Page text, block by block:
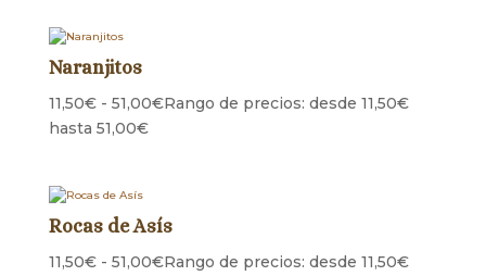
Naranjitos
11,50€ - 51,00€Rango de precios: desde 11,50€
hasta 51,00€
Rocas de Asís
11,50€ - 51,00€Rango de precios: desde 11,50€